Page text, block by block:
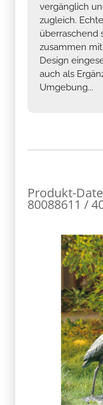
vergänglich
zugleich.
überraschend
zusammen
Design
auch als
Umgebung...
Produkt-
80088611 /